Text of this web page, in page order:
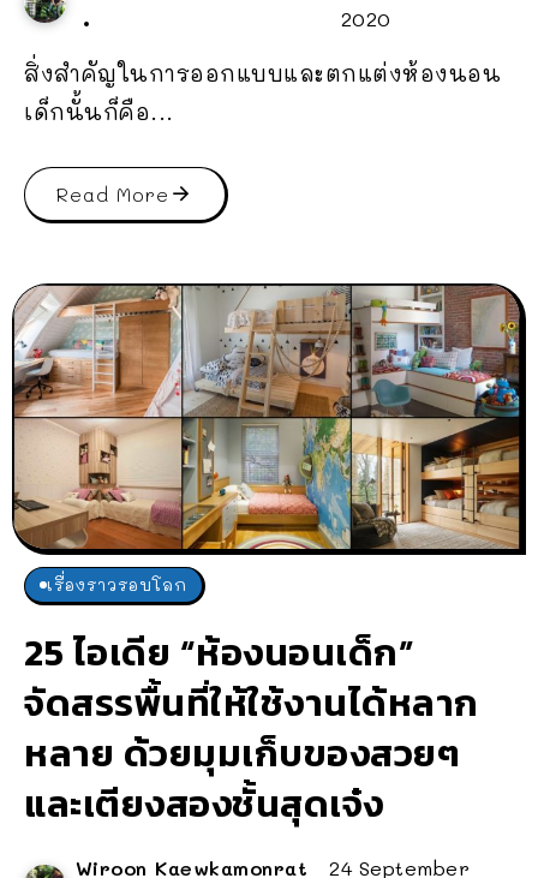
2020
สิ่งสำคัญในการออกแบบและตกแต่งห้องนอน
เด็กนั้นก็คือ...
Read More
เรื่องราวรอบโลก
25 ไอเดีย “ห้องนอนเด็ก”
จัดสรรพื้นที่ให้ใช้งานได้หลาก
หลาย ด้วยมุมเก็บของสวยๆ
และเตียงสองชั้นสุดเจ๋ง
Wiroon Kaewkamonrat 24 September